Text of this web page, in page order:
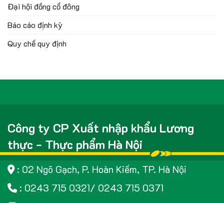
Đại hội đồng cổ đông
Báo cáo định kỳ
Quy chế quy định
Công ty CP Xuất nhập khẩu Lương
thực - Thực phẩm Hà Nội
: 02 Ngõ Gạch, P. Hoàn Kiếm, TP. Hà Nội
: 0243 715 0321/ 0243 715 0371